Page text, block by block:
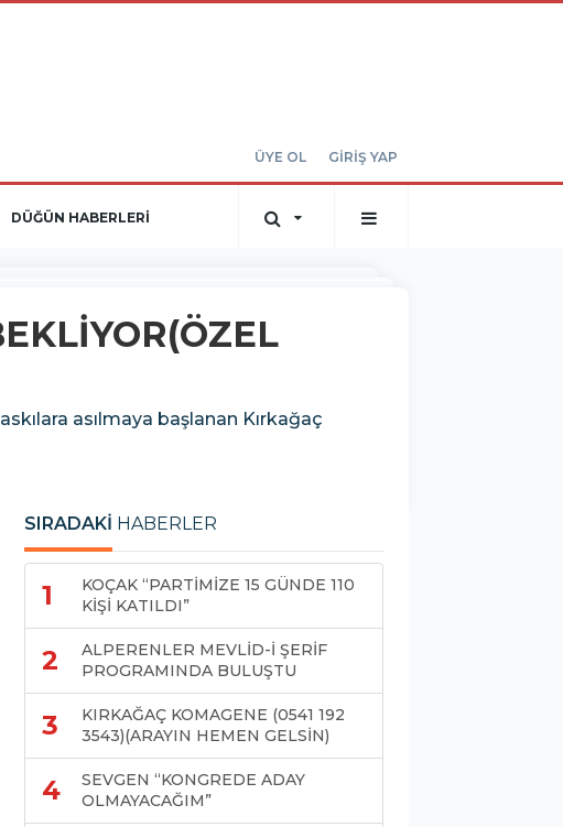
ÜYE OL GİRİŞ YAP
DÜĞÜN HABERLERİ
asılmaya başlanan Kırkağaç
SIRADAKİ HABERLER
1
KOÇAK “PARTİMİZE 15 GÜNDE 110
KİŞİ KATILDI”
2
ALPERENLER MEVLİD-İ ŞERİF
PROGRAMINDA BULUŞTU
3
KIRKAĞAÇ KOMAGENE (0541 192
3543)(ARAYIN HEMEN GELSİN)
4
SEVGEN “KONGREDE ADAY
OLMAYACAĞIM”